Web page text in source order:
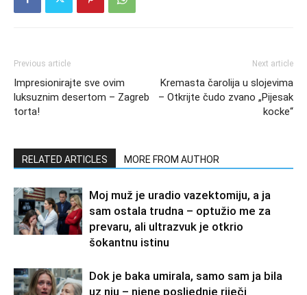
Previous article
Impresionirajte sve ovim
luksuznim desertom – Zagreb
torta!
Next article
Kremasta čarolija u slojevima
– Otkrijte čudo zvano „Pijesak
kocke“
RELATED ARTICLES MORE FROM AUTHOR
Moj muž je uradio vazektomiju, a ja
sam ostala trudna – optužio me za
prevaru, ali ultrazvuk je otkrio
šokantnu istinu
Dok je baka umirala, samo sam ja bila
uz nju – njene posljednje riječi